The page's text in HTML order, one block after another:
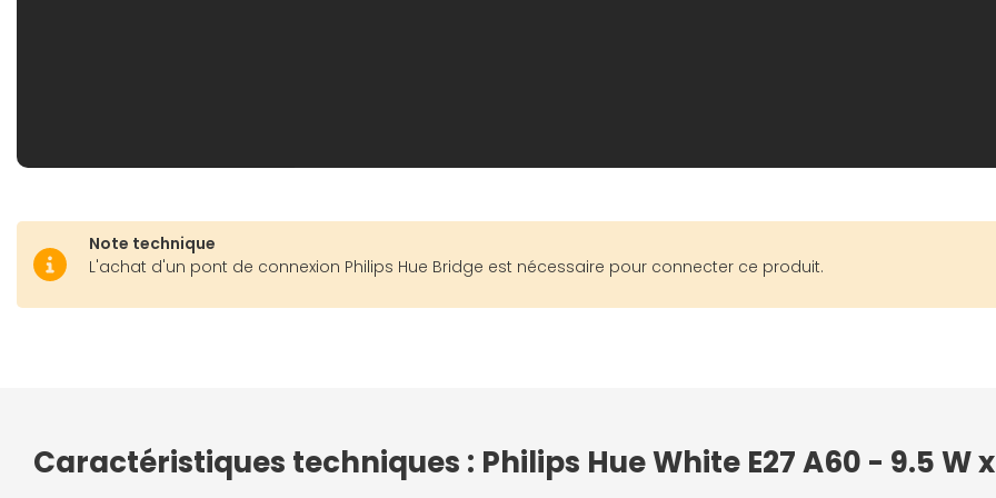
Note technique
L'achat d'un pont de connexion Philips Hue Bridge est nécessaire pour connecter ce produit.
Caractéristiques techniques : Philips Hue White E27 A60 - 9.5 W